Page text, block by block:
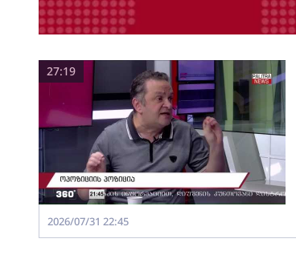
27:19
2026/07/31 22:45